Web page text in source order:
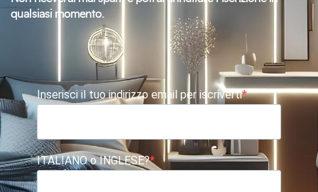
qualsiasi momento.
Inserisci il tuo indirizzo email per iscriverti
ITALIANO o INGLESE?